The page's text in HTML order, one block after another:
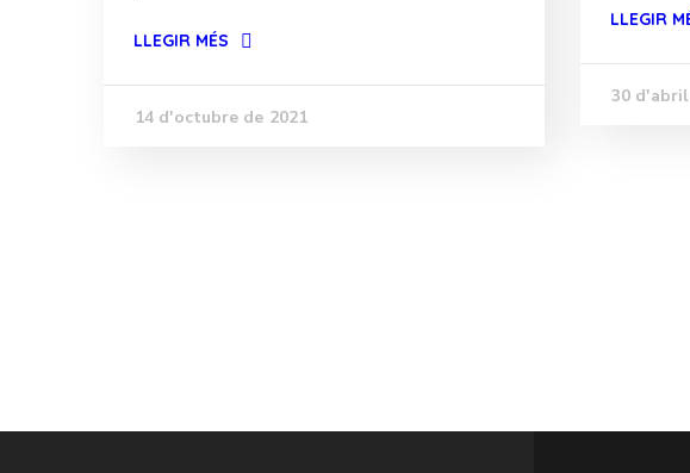
LLEGIR MÉS
14 d'octubre de 2021
LLEGIR
30